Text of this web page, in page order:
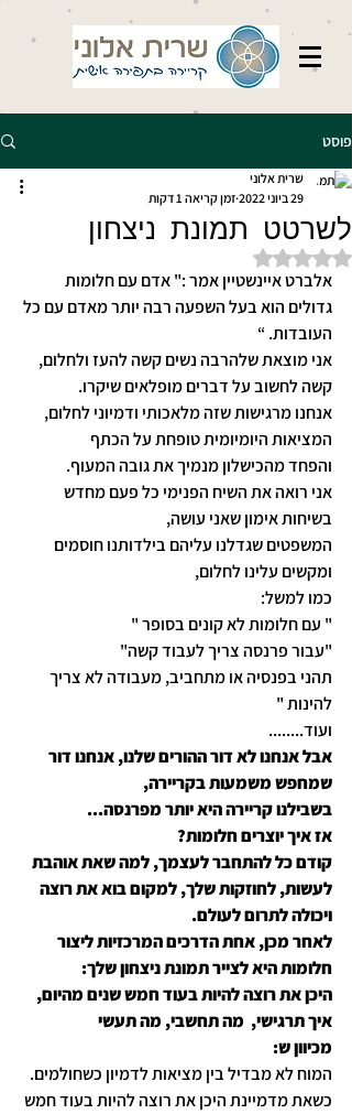
פוסט
לשרטט תמונת ניצחון
שרית אלוני
29 ביוני 2022
זמן קריאה 1 דקות
דירוג של NaN מתוך 5 כוכבים
אלברט איינשטיין אמר :" אדם עם חלומות
גדולים הוא בעל השפעה רבה יותר מאדם עם כל
העובדות. “
אני מוצאת שלהרבה נשים קשה להעז ולחלום,
קשה לחשוב על דברים מופלאים שיקרו.
אנחנו מרגישות שזה מלאכותי ודמיוני לחלום,
המציאות היומיומית טופחת על הכתף
והפחד מהכישלון מנמיך את גובה המעוף.
אני רואה את השיח הפנימי כל פעם מחדש
בשיחות אימון שאני עושה,
המשפטים שגדלנו עליהם בילדותנו חוסמים
ומקשים עלינו לחלום,
כמו למשל:
" עם חלומות לא קונים בסופר "
"עבור פרנסה צריך לעבוד קשה"
תהני בפנסיה או מתחביב, מעבודה לא צריך
להינות "
ועוד........
אבל אנחנו לא דור ההורים שלנו, אנחנו דור
שמחפש משמעות בקריירה,
בשבילנו קריירה היא יותר מפרנסה...
אז איך יוצרים חלומות?
קודם כל להתחבר לעצמך, למה שאת אוהבת
לעשות, לחוזקות שלך, למקום בוא את רוצה
ויכולה לתרום לעולם.
לאחר מכן, אחת הדרכים המרכזיות ליצור
חלומות היא לצייר תמונת ניצחון שלך:
היכן את רוצה להיות בעוד חמש שנים מהיום,
איך תרגישי,  מה תחשבי, מה תעשי
מכיוון ש:
המוח לא מבדיל בין מציאות לדמיון כשחולמים.
כשאת מדמיינת היכן את רוצה להיות בעוד חמש